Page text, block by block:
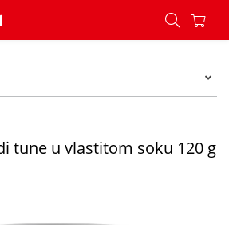
Komadi tune u vlastitom soku 120 g -
tune u vlastitom soku 120 g